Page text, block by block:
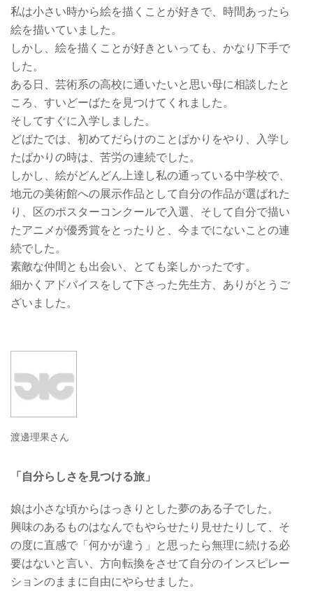
私は小さい時から絵を描くことが好きで、時間あったら
絵を描いていました。
しかし、絵を描くことが好きといっても、かなり下手で
した。
ある日、芸術系の高校に通いたいと思い母に相談したと
ころ、すいどーばたを見つけてくれました。
そしてすぐに入学しました。
どばたでは、初めてだらけのことばかりをやり、入学し
たばかりの時は、苦労の連続でした。
しかし、絵がどんどん上達し私の通っている中学校で、
地元の美術館への展示作品として自分の作品が選ばれた
り、区のポスターコンクールで入選、そして自分で描い
たアニメが優秀賞をとったりと、今までにないことの連
続でした。
素敵な仲間とも出会い、とても楽しかったです。
細かくアドバイスをして下さった先生方、ありがとうご
ざいました。
渡邊理果さん
「自分らしさを見つける旅」
娘は小さな頃からはっきりとした夢のある子でした。
興味のあるものはなんでもやらせたり見せたりして、そ
の度に直感で「何かが違う」と思ったら無理に続ける必
要はないと言い、方向転換をさせて自分のインスピレー
ションのままに自由にやらせました。